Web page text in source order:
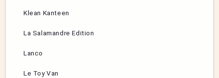
Klean Kanteen
La Salamandre Edition
Lanco
Le Toy Van